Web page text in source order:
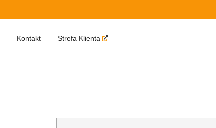
Kontakt Strefa Klienta